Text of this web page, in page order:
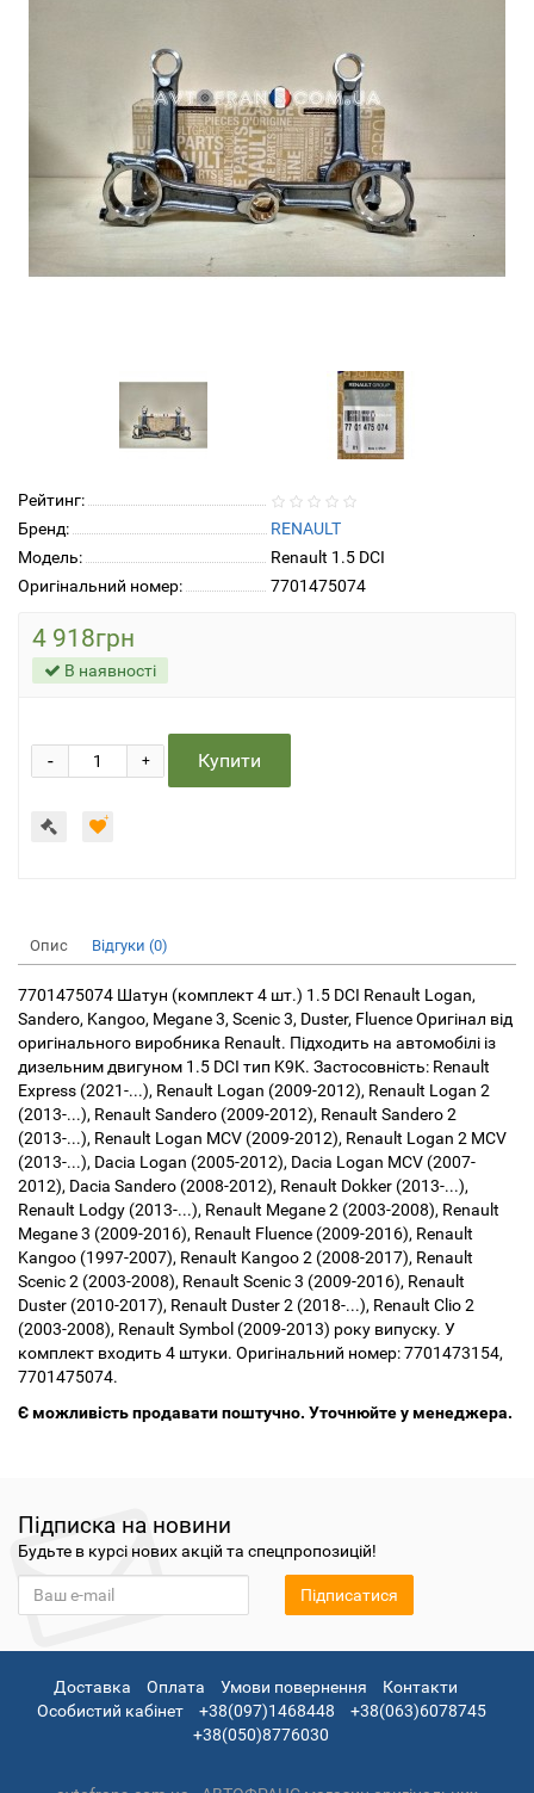
Рейтинг:
Бренд:
RENAULT
Модель:
Renault 1.5 DCI
Оригінальний номер:
7701475074
4 918грн
В наявності
+
- Купити
Опис Відгуки (0)
7701475074 Шатун (комплект 4 шт.) 1.5 DCI Renault Logan,
Sandero, Kangoo, Megane 3, Scenic 3, Duster, Fluence Оригінал від
оригінального виробника Renault. Підходить на автомобілі із
дизельним двигуном 1.5 DCI тип K9K. Застосовність: Renault
Express (2021-...), Renault Logan (2009-2012), Renault Logan 2
(2013-...), Renault Sandero (2009-2012), Renault Sandero 2
(2013-...), Renault Logan MCV (2009-2012), Renault Logan 2 MCV
(2013-...), Dacia Logan (2005-2012), Dacia Logan MCV (2007-
2012), Dacia Sandero (2008-2012), Renault Dokker (2013-...),
Renault Lodgy (2013-...), Renault Megane 2 (2003-2008), Renault
Megane 3 (2009-2016), Renault Fluence (2009-2016), Renault
Kangoo (1997-2007), Renault Kangoo 2 (2008-2017), Renault
Scenic 2 (2003-2008), Renault Scenic 3 (2009-2016), Renault
Duster (2010-2017), Renault Duster 2 (2018-...), Renault Clio 2
(2003-2008), Renault Symbol (2009-2013) року випуску. У
комплект входить 4 штуки. Оригінальний номер: 7701473154,
7701475074.
Є можливість продавати поштучно. Уточнюйте у менеджера.
Підписка на новини
Будьте в курсі нових акцій та спецпропозицій!
Підписатися
Доставка Оплата Умови повернення
Контакти
Особистий кабінет
+38(097)1468448
+38(063)6078745
+38(050)8776030